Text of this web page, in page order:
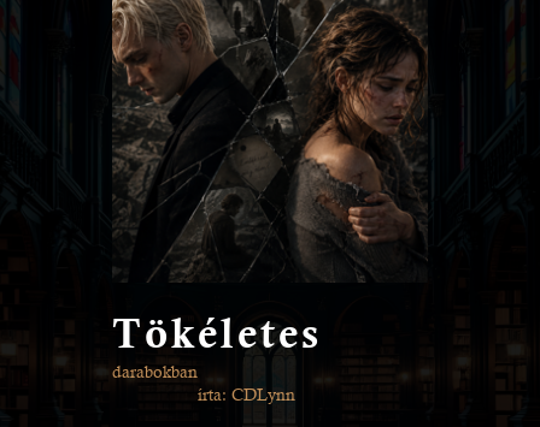
Tökéletes
darabokban
írta: CDLynn